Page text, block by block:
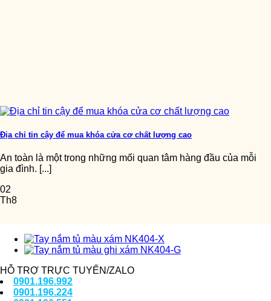
Địa chỉ tin cậy để mua khóa cửa cơ chất lượng cao
An toàn là một trong những mối quan tâm hàng đầu của mỗi
gia đình. [...]
02
Th8
HỖ TRỢ TRỰC TUYẾN/ZALO
0901.196.992
0901.196.224